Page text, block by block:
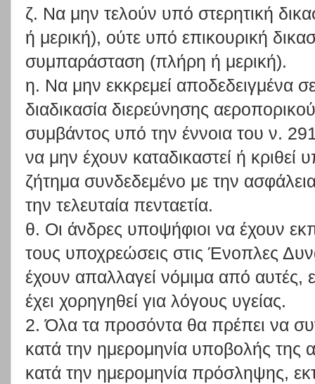
ζ. Να μην τελούν υπό στερητική
ή μερική), ούτε υπό επικουρική
συμπαράσταση (πλήρη ή μερική).
η. Να μην εκκρεμεί αποδεδειγμένα
διαδικασία διερεύνησης
συμβάντος υπό την έννοια του ν.
να μην έχουν καταδικαστεί ή κριθεί
ζήτημα συνδεδεμένο με την
την τελευταία πενταετία.
θ. Οι άνδρες υποψήφιοι να έχουν
τους υποχρεώσεις στις Ένοπλες
έχουν απαλλαγεί νόμιμα από αυτές,
έχει χορηγηθεί για λόγους υγείας.
2. Όλα τα προσόντα θα πρέπει να
κατά την ημερομηνία υποβολής της
κατά την ημερομηνία πρόσληψης,